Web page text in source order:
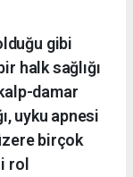
gibi
halk sağlığı
damar
uyku apnesi
birçok
rol